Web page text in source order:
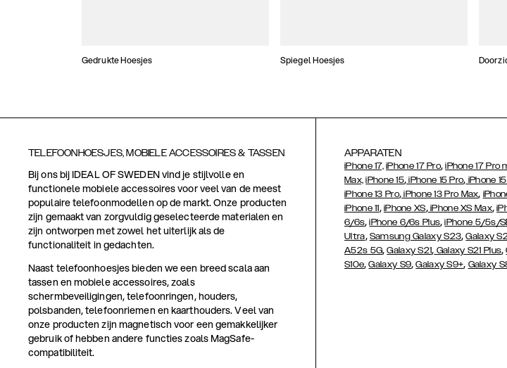
Gedrukte Hoesjes Spiegel Hoesjes
TELEFOONHOESJES, MOBIELE ACCESSOIRES & TASSEN
Bij ons bij IDEAL OF SWEDEN vind je stijlvolle en
functionele mobiele accessoires voor veel van de meest
populaire telefoonmodellen op de markt. Onze producten
zijn gemaakt van zorgvuldig geselecteerde materialen en
zijn ontworpen met zowel het uiterlijk als de
functionaliteit in gedachten.
Naast telefoonhoesjes bieden we een breed scala aan
tassen en mobiele accessoires, zoals
schermbeveiligingen, telefoonringen, houders,
polsbanden, telefoonriemen en kaarthouders. Veel van
onze producten zijn magnetisch voor een gemakkelijker
gebruik of hebben andere functies zoals MagSafe-
compatibiliteit.
APPARATEN
iPhone 17, iPhone 17 Pro,iPhone 17 Pro
Max, iPhone 15, iPhone 15 Pro, iPhone
iPhone 13 Pro, iPhone 13 Pro Max,
iPhone 11, iPhone XS,iPhone XS Max,
6/6s,iPhone 6/6s Plus,iPhone 5/5s/
Ultra, Samsung Galaxy S23,Galaxy
A52s 5G,Galaxy S21, Galaxy S21 Plus,
S10e,Galaxy S9,Galaxy S9+, Galaxy